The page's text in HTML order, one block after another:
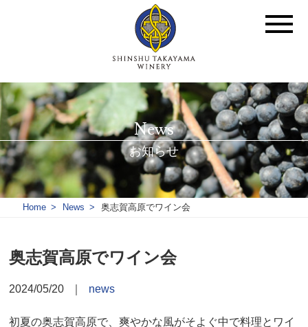
News
お知らせ
Home News 奥志賀高原でワイン会
奥志賀高原でワイン会
2024/05/20 news
初夏の奥志賀高原で、爽やかな風がそよぐ中で料理とワイ